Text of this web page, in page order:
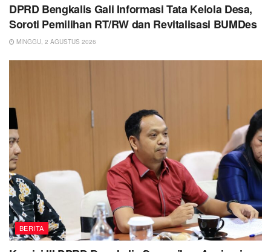
DPRD Bengkalis Gali Informasi Tata Kelola Desa,
Soroti Pemilihan RT/RW dan Revitalisasi BUMDes
MINGGU, 2 AGUSTUS 2026
BERITA